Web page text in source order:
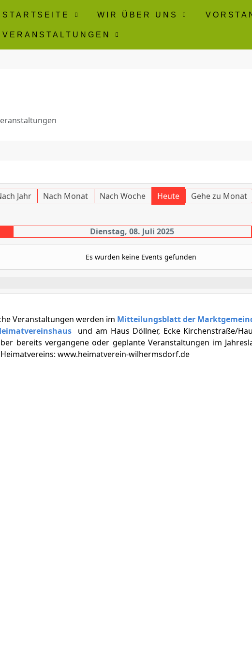
STARTSEITE WIR ÜBER UNS
VERANSTALTUNGEN
Jahr Nach Monat Nach Woche Heute Gehe zu Monat
Dienstag, 08. Juli 2025
Es wurden keine Events gefunden
Veranstaltungen werden im Mitteilungsblatt der
und am Haus Döllner, Ecke Kirchenstraße/
bereits vergangene oder geplante Veranstaltungen im
www.heimatverein-wilhermsdorf.de